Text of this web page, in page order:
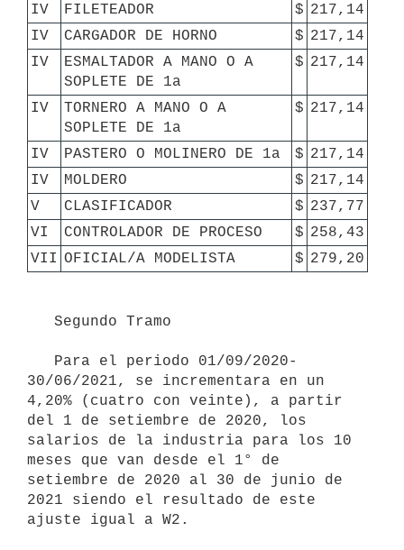
IV
FILETEADOR $ 217,14
IV
CARGADOR DE HORNO $ 217,14
IV
ESMALTADOR A MANO O A
SOPLETE DE 1a
$ 217,14
IV
TORNERO A MANO O A
SOPLETE DE 1a
$ 217,14
IV PASTERO O MOLINERO DE 1a $ 217,14
IV
MOLDERO $ 217,14
V
CLASIFICADOR $ 237,77
VI
CONTROLADOR DE PROCESO $ 258,43
VII OFICIAL/A MODELISTA $ 279,20